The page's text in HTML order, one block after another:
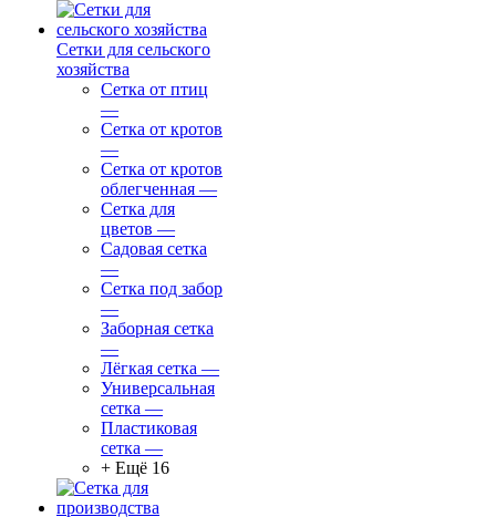
Сетки для сельского
хозяйства
Сетка от птиц
—
Сетка от кротов
—
Сетка от кротов
облегченная —
Сетка для
цветов —
Садовая сетка
—
Сетка под забор
—
Заборная сетка
—
Лёгкая сетка —
Универсальная
сетка —
Пластиковая
сетка —
+ Ещё 16